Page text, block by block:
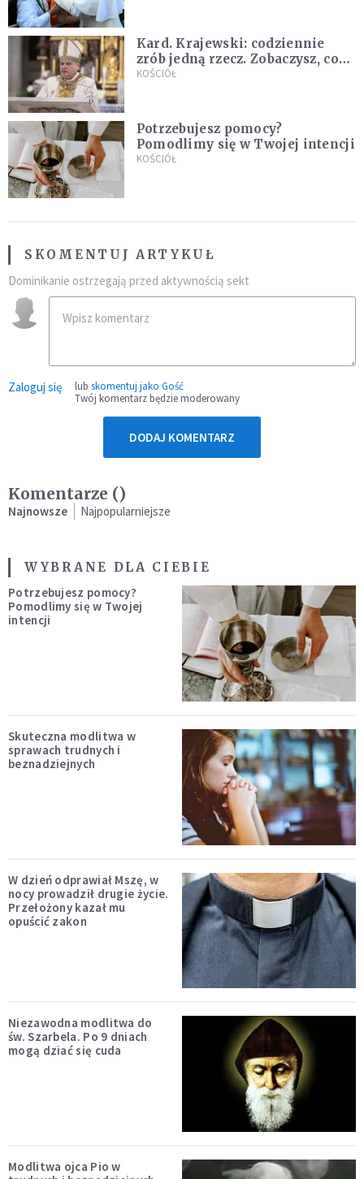
Kard. Krajewski: codziennie
zrób jedną rzecz. Zobaczysz, co
stanie się z twoim życiem
KOŚCIÓŁ
Potrzebujesz pomocy?
Pomodlimy się w Twojej intencji
KOŚCIÓŁ
SKOMENTUJ ARTYKUŁ
Dominikanie ostrzegają przed aktywnością sekt
Zaloguj się lub skomentuj jako Gość
Twój komentarz będzie moderowany
DODAJ KOMENTARZ
Komentarze ()
Najnowsze Najpopularniejsze
WYBRANE DLA CIEBIE
Potrzebujesz pomocy?
Pomodlimy się w Twojej
intencji
Skuteczna modlitwa w
sprawach trudnych i
beznadziejnych
W dzień odprawiał Mszę, w
nocy prowadził drugie życie.
Przełożony kazał mu
opuścić zakon
Niezawodna modlitwa do
św. Szarbela. Po 9 dniach
mogą dziać się cuda
Modlitwa ojca Pio w